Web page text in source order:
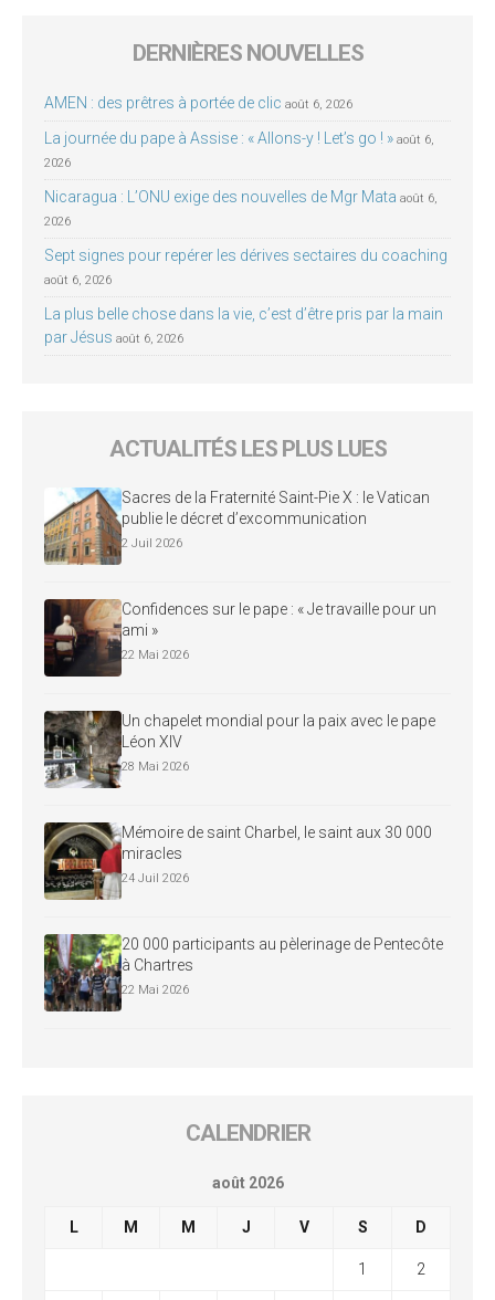
DERNIÈRES NOUVELLES
AMEN : des prêtres à portée de clic août 6, 2026
La journée du pape à Assise : « Allons-y ! Let’s go ! » août 6,
2026
Nicaragua : L’ONU exige des nouvelles de Mgr Mata août 6,
2026
Sept signes pour repérer les dérives sectaires du coaching
août 6, 2026
La plus belle chose dans la vie, c’est d’être pris par la main
par Jésus août 6, 2026
ACTUALITÉS LES PLUS LUES
Sacres de la Fraternité Saint-Pie X : le Vatican
publie le décret d’excommunication
2 Juil 2026
Confidences sur le pape : « Je travaille pour un
ami »
22 Mai 2026
Un chapelet mondial pour la paix avec le pape
Léon XIV
28 Mai 2026
Mémoire de saint Charbel, le saint aux 30 000
miracles
24 Juil 2026
20 000 participants au pèlerinage de Pentecôte
à Chartres
22 Mai 2026
CALENDRIER
août 2026
L M M J V S D
1 2